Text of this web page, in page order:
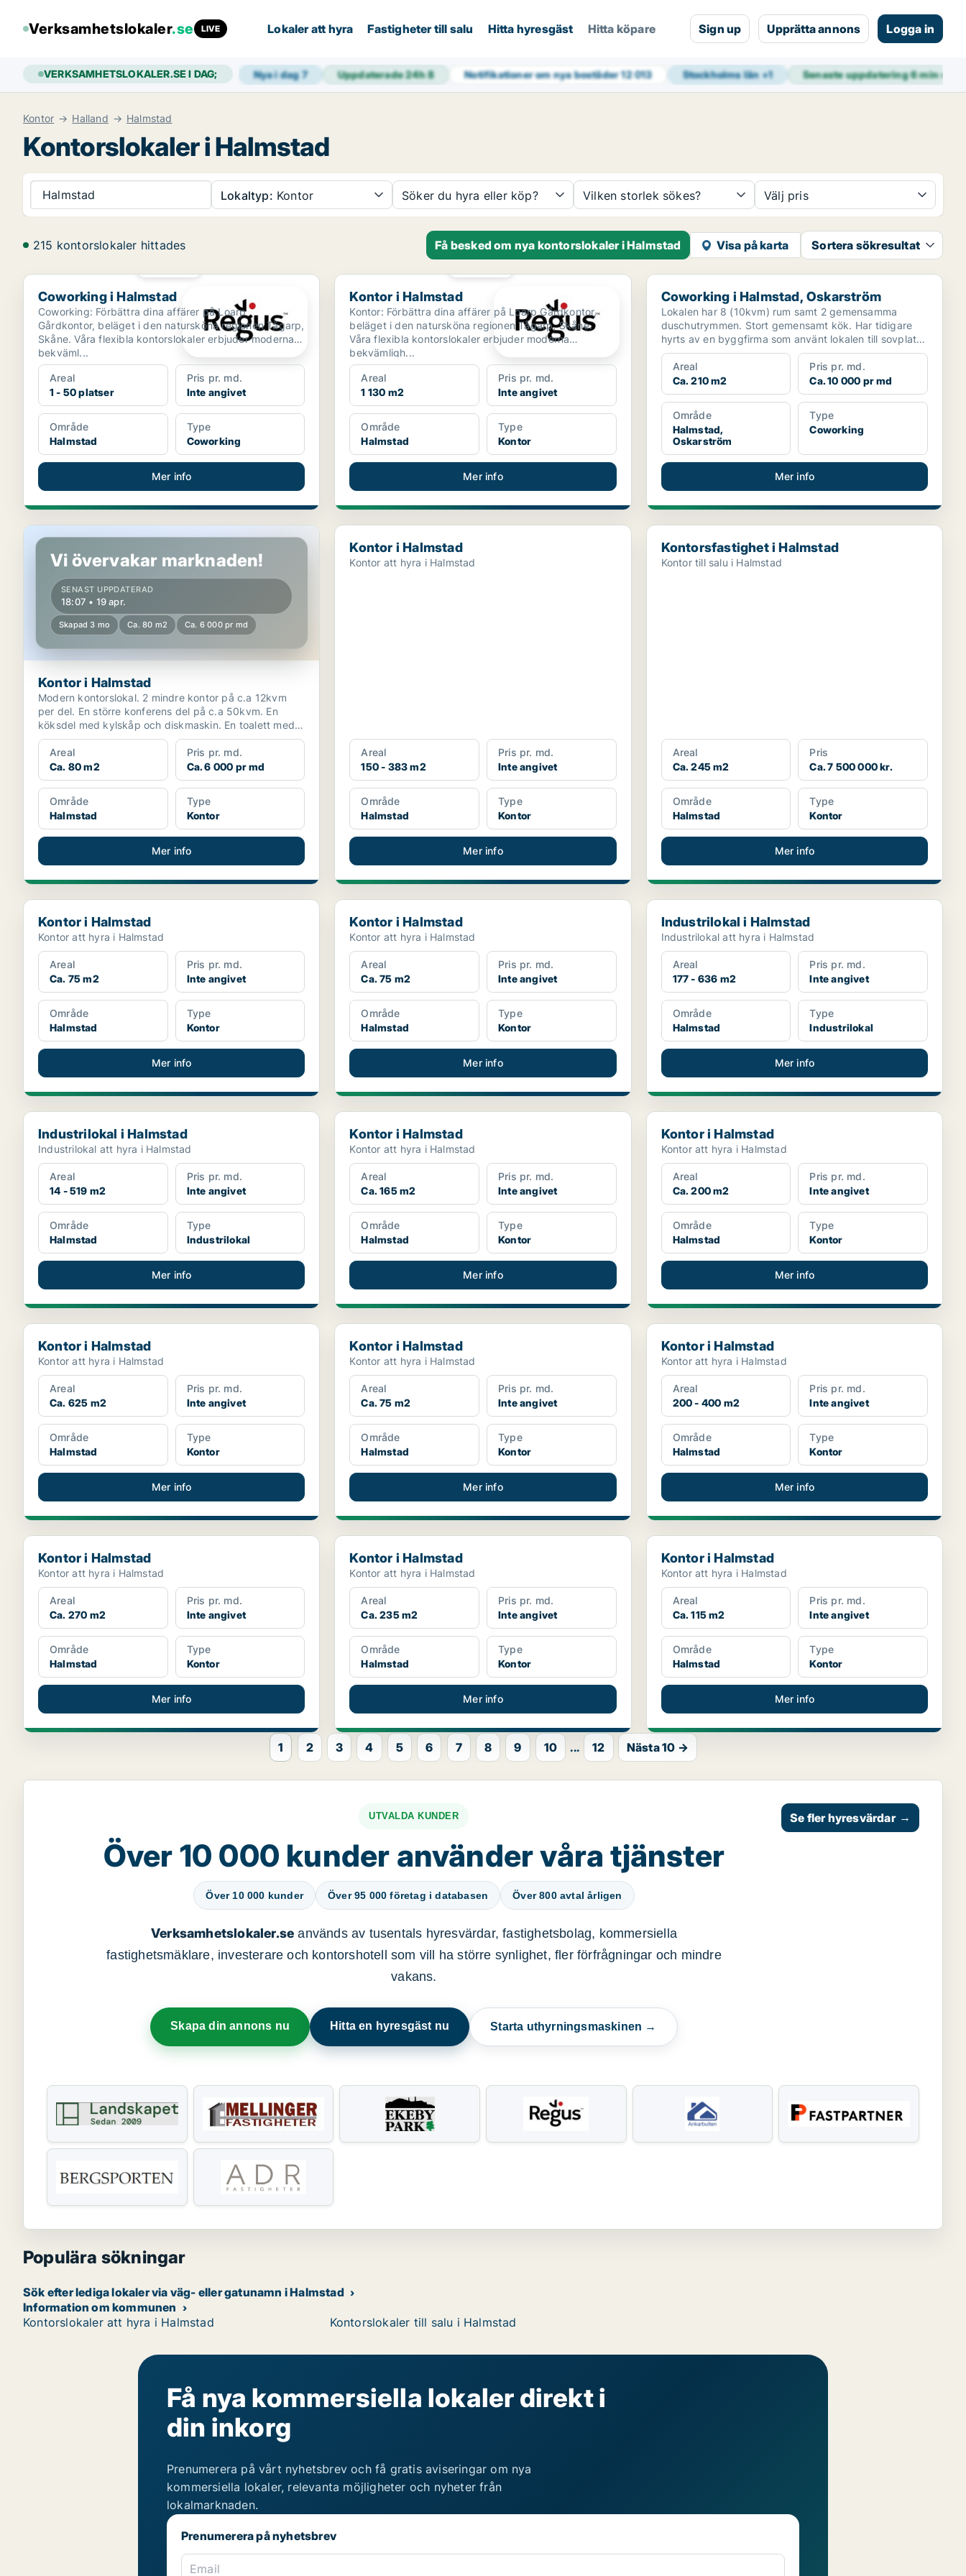
Verksamhetslokaler.se LIVE Lokaler att hyra Fastigheter till salu Hitta hyresgäst Hitta köpare Sign up Upprätta annons Logga in
VERKSAMHETSLOKALER.SE I DAG; Nya i dag 7 Uppdaterade 24h8 Notifikationer om nya bostäder12 013 Stockholms län+1 Senaste uppdatering6 min
Kontor Halland Halmstad
Kontorslokaler i Halmstad
Halmstad Lokaltyp: Kontor Söker du hyra eller köp? Vilken storlek sökes? Välj pris
215 kontorslokaler hittades Få besked om nya kontorslokaler i Halmstad Visa på karta Sortera sökresultat
Coworking i Halmstad
Coworking i Halmstad
Coworking: Förbättra dina affärer på Loarp
Gårdkontor, beläget i den natursköna regionen Tågarp,
Skåne. Våra flexibla kontorslokaler erbjuder moderna
bekväml...
Areal
1 - 50 platser
Pris pr. md.
Inte angivet
Område
Halmstad
Type
Coworking
Mer info
Kontor i Halmstad
Kontor i Halmstad
Kontor: Förbättra dina affärer på Loarp Gårdkontor,
beläget i den natursköna regionen Tågarp, Skåne.
Våra flexibla kontorslokaler erbjuder moderna
bekvämligh...
Areal
1 130 m2
Pris pr. md.
Inte angivet
Område
Halmstad
Type
Kontor
Mer info
Coworking i Halmstad, Oskarström
Coworking i Halmstad, Oskarström
Lokalen har 8 (10kvm) rum samt 2 gemensamma
duschutrymmen. Stort gemensamt kök. Har tidigare
hyrts av en byggfirma som använt lokalen till sovplats
för sin...
Areal
Ca. 210 m2
Pris pr. md.
Ca. 10 000 pr md
Område
Halmstad,
Oskarström
Type
Coworking
Mer info
Kontor i Halmstad
Vi övervakar marknaden!
SENAST UPPDATERAD
18:07 • 19 apr.
Skapad 3 mo Ca. 80 m2 Ca. 6 000 pr md
Kontor i Halmstad
Modern kontorslokal. 2 mindre kontor på c.a 12kvm
per del. En större konferens del på c.a 50kvm. En
köksdel med kylskåp och diskmaskin. En toalett med
dusch.
Areal
Ca. 80 m2
Pris pr. md.
Ca. 6 000 pr md
Område
Halmstad
Type
Kontor
Mer info
Kontor i Halmstad
Kontor i Halmstad
Kontor att hyra i Halmstad
Areal
150 - 383 m2
Pris pr. md.
Inte angivet
Område
Halmstad
Type
Kontor
Mer info
Kontorsfastighet i Halmstad
Kontorsfastighet i Halmstad
Kontor till salu i Halmstad
Areal
Ca. 245 m2
Pris
Ca. 7 500 000 kr.
Område
Halmstad
Type
Kontor
Mer info
Kontor i Halmstad
Kontor i Halmstad
Kontor att hyra i Halmstad
Areal
Ca. 75 m2
Pris pr. md.
Inte angivet
Område
Halmstad
Type
Kontor
Mer info
Kontor i Halmstad
Kontor i Halmstad
Kontor att hyra i Halmstad
Areal
Ca. 75 m2
Pris pr. md.
Inte angivet
Område
Halmstad
Type
Kontor
Mer info
Industrilokal i Halmstad
Industrilokal i Halmstad
Industrilokal att hyra i Halmstad
Areal
177 - 636 m2
Pris pr. md.
Inte angivet
Område
Halmstad
Type
Industrilokal
Mer info
Industrilokal i Halmstad
Industrilokal i Halmstad
Industrilokal att hyra i Halmstad
Areal
14 - 519 m2
Pris pr. md.
Inte angivet
Område
Halmstad
Type
Industrilokal
Mer info
Kontor i Halmstad
Kontor i Halmstad
Kontor att hyra i Halmstad
Areal
Ca. 165 m2
Pris pr. md.
Inte angivet
Område
Halmstad
Type
Kontor
Mer info
Kontor i Halmstad
Kontor i Halmstad
Kontor att hyra i Halmstad
Areal
Ca. 200 m2
Pris pr. md.
Inte angivet
Område
Halmstad
Type
Kontor
Mer info
Kontor i Halmstad
Kontor i Halmstad
Kontor att hyra i Halmstad
Areal
Ca. 625 m2
Pris pr. md.
Inte angivet
Område
Halmstad
Type
Kontor
Mer info
Kontor i Halmstad
Kontor i Halmstad
Kontor att hyra i Halmstad
Areal
Ca. 75 m2
Pris pr. md.
Inte angivet
Område
Halmstad
Type
Kontor
Mer info
Kontor i Halmstad
Kontor i Halmstad
Kontor att hyra i Halmstad
Areal
200 - 400 m2
Pris pr. md.
Inte angivet
Område
Halmstad
Type
Kontor
Mer info
Kontor i Halmstad
Kontor i Halmstad
Kontor att hyra i Halmstad
Areal
Ca. 270 m2
Pris pr. md.
Inte angivet
Område
Halmstad
Type
Kontor
Mer info
Kontor i Halmstad
Kontor i Halmstad
Kontor att hyra i Halmstad
Areal
Ca. 235 m2
Pris pr. md.
Inte angivet
Område
Halmstad
Type
Kontor
Mer info
Kontor i Halmstad
Kontor i Halmstad
Kontor att hyra i Halmstad
Areal
Ca. 115 m2
Pris pr. md.
Inte angivet
Område
Halmstad
Type
Kontor
Mer info
1 2 3 4 5 6 7 8 9 10 ... 12 Nästa 10 →
UTVALDA KUNDER
Över 10 000 kunder använder våra tjänster
Över 10 000 kunder Över 95 000 företag i databasen Över 800 avtal årligen
Verksamhetslokaler.se används av tusentals hyresvärdar, fastighetsbolag, kommersiella
fastighetsmäklare, investerare och kontorshotell som vill ha större synlighet, fler förfrågningar och mindre
vakans.
Skapa din annons nu Hitta en hyresgäst nu Starta uthyrningsmaskinen →
Se fler hyresvärdar →
Populära sökningar
Sök efter lediga lokaler via väg- eller gatunamn i Halmstad
Information om kommunen
Kontorslokaler att hyra i Halmstad
Kontorslokaler till salu i Halmstad
Få nya kommersiella lokaler direkt i
din inkorg
Prenumerera på vårt nyhetsbrev och få gratis aviseringar om nya
kommersiella lokaler, relevanta möjligheter och nyheter från
lokalmarknaden.
Prenumerera på nyhetsbrev
Email